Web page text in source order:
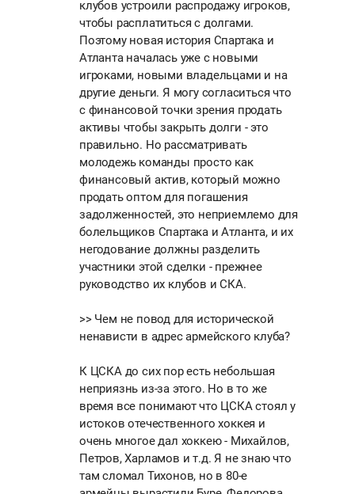
клубов устроили распродажу игроков,
чтобы расплатиться с долгами.
Поэтому новая история Спартака и
Атланта началась уже с новыми
игроками, новыми владельцами и на
другие деньги. Я могу согласиться что
с финансовой точки зрения продать
активы чтобы закрыть долги - это
правильно. Но рассматривать
молодежь команды просто как
финансовый актив, который можно
продать оптом для погашения
задолженностей, это неприемлемо для
болельщиков Спартака и Атланта, и их
негодование должны разделить
участники этой сделки - прежнее
руководство их клубов и СКА.
>> Чем не повод для исторической
ненависти в адрес армейского клуба?
К ЦСКА до сих пор есть небольшая
неприязнь из-за этого. Но в то же
время все понимают что ЦСКА стоял у
истоков отечественного хоккея и
очень многое дал хоккею - Михайлов,
Петров, Харламов и т.д. Я не знаю что
там сломал Тихонов, но в 80-е